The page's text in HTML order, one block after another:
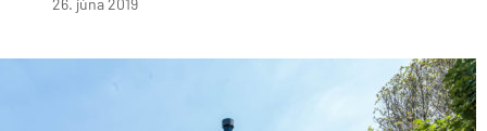
26. júna 2019